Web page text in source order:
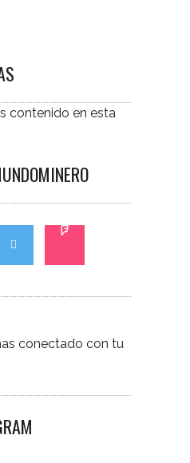
contenido en esta
conectado con tu